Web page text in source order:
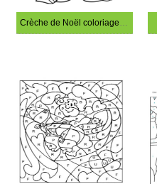
Crèche de Noël coloriage magique